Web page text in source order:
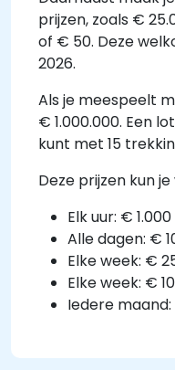
prijzen, zoals €
of € 50. Deze
2026.
Als je meespeelt
€ 1.000.000. Een
kunt met 15
Deze prijzen kun je
Elk uur: €
Alle dagen: €
Elke week: €
Elke week: €
Iedere maand: